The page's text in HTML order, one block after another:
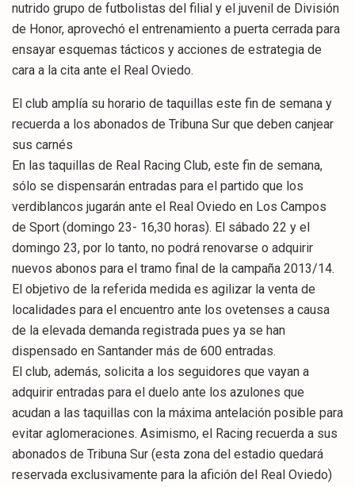
nutrido grupo de futbolistas del filial y el juvenil de División
de Honor, aprovechó el entrenamiento a puerta cerrada para
ensayar esquemas tácticos y acciones de estrategia de
cara a la cita ante el Real Oviedo.
El club amplía su horario de taquillas este fin de semana y
recuerda a los abonados de Tribuna Sur que deben canjear
sus carnés
En las taquillas de Real Racing Club, este fin de semana,
sólo se dispensarán entradas para el partido que los
verdiblancos jugarán ante el Real Oviedo en Los Campos
de Sport (domingo 23- 16,30 horas). El sábado 22 y el
domingo 23, por lo tanto, no podrá renovarse o adquirir
nuevos abonos para el tramo final de la campaña 2013/14.
El objetivo de la referida medida es agilizar la venta de
localidades para el encuentro ante los ovetenses a causa
de la elevada demanda registrada pues ya se han
dispensado en Santander más de 600 entradas.
El club, además, solicita a los seguidores que vayan a
adquirir entradas para el duelo ante los azulones que
acudan a las taquillas con la máxima antelación posible para
evitar aglomeraciones. Asimismo, el Racing recuerda a sus
abonados de Tribuna Sur (esta zona del estadio quedará
reservada exclusivamente para la afición del Real Oviedo)